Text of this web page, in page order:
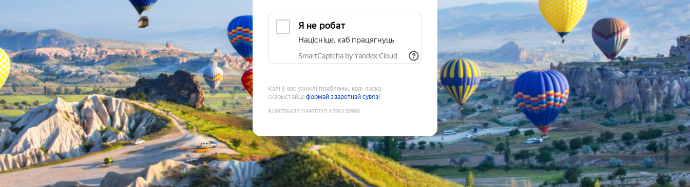
Я не робат
Націсніце, каб працягнуць
SmartCaptcha by Yandex Cloud
Калі ў вас узніклі праблемы, калі ласка,
скарыстайцеформай зваротнай сувязі
9184756632154978715:1786130980